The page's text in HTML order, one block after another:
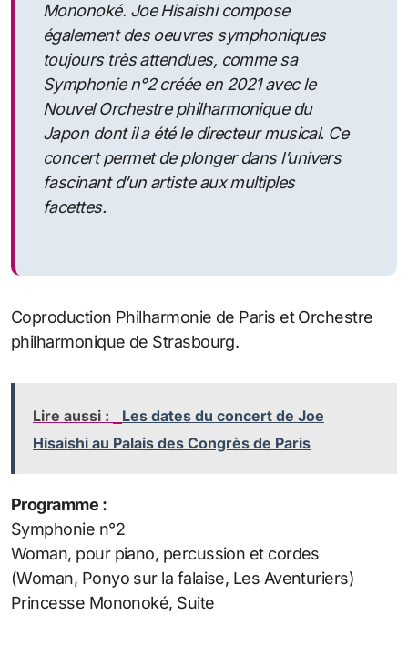
Mononoké. Joe Hisaishi compose
également des oeuvres symphoniques
toujours très attendues, comme sa
Symphonie n°2 créée en 2021 avec le
Nouvel Orchestre philharmonique du
Japon dont il a été le directeur musical. Ce
concert permet de plonger dans l’univers
fascinant d’un artiste aux multiples
facettes.
Coproduction Philharmonie de Paris et Orchestre
philharmonique de Strasbourg.
Lire aussi :
Les dates du concert de Joe
Hisaishi au Palais des Congrès de Paris
Programme :
Symphonie n°2
Woman, pour piano, percussion et cordes
(Woman, Ponyo sur la falaise, Les Aventuriers)
Princesse Mononoké, Suite